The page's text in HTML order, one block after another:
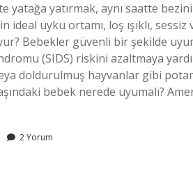
yatağa yatırmak, aynı saatte
ideal uyku ortamı, loş ışıklı,
Bebekler güvenli bir şekilde
(SIDS) riskini azaltmaya
doldurulmuş hayvanlar gibi
bebek nerede uyumalı?
2 Yorum